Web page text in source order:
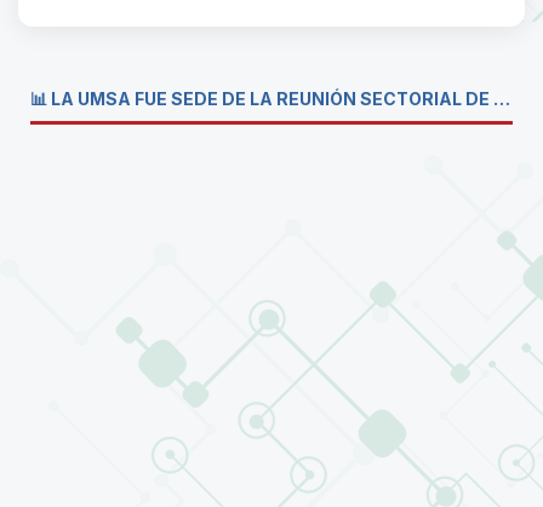
📊 LA UMSA FUE SEDE DE LA REUNIÓN SECTORIAL DE CARRERAS DE ECONOMÍA DEL SISTEMA DE LA UNIVERSIDAD BOLIVIANA💼